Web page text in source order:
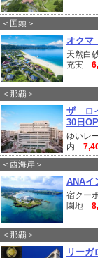
＜国頭＞
オク
天然白
充実
＜那覇＞
ザ ロ
30日
ゆいレ
内
＜西海岸＞
ANA
宿クー
園地
＜那覇＞
リーガ